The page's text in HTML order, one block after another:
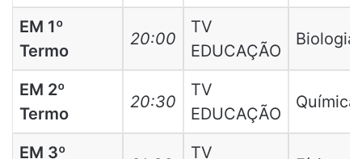
EM 1º
Termo
20:00
TV
EDUCAÇÃO
Biologia
EM 2º
Termo
20:30
TV
EDUCAÇÃO
Química
EM 3º TV